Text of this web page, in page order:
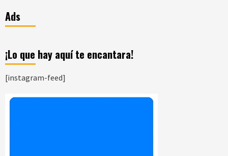
Ads
¡Lo que hay aquí te encantara!
[instagram-feed]